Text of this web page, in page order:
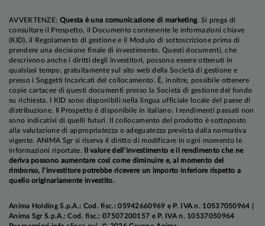
AVVERTENZE: Questa è una comunicazione di marketing. Si prega di
consultare il Prospetto, il Documento contenente le informazioni chiave
(KID), il Regolamento di gestione e il Modulo di sottoscrizione prima di
prendere una decisione finale di investimento. Questi documenti, che
descrivono anche i diritti degli investitori, possono essere ottenuti in
qualsiasi tempo, gratuitamente sul sito web della Società di gestione e
presso i Soggetti Incaricati del collocamento. È, inoltre, possibile ottenere
copie cartacee di questi documenti presso la Società di gestione del fondo
su richiesta. I KID sono disponibili nella lingua ufficiale locale del paese di
distribuzione. Il Prospetto è disponibile in italiano. I rendimenti passati non
sono indicativi di quelli futuri. Il collocamento del prodotto è sottoposto
alla valutazione di appropriatezza o adeguatezza prevista dalla normativa
vigente. ANIMA Sgr si riserva il diritto di modificare in ogni momento le
informazioni riportate.
Il valore dell’investimento e il rendimento che ne
deriva possono aumentare così come diminuire e, al momento del
rimborso, l’investitore potrebbe ricevere un importo inferiore rispetto a
quello originariamente investito.
Anima Holding S.p.A.: Cod. fisc.: 05942660969 e P. IVA n. 10537050964 |
Anima Sgr S.p.A.: Cod. fisc.: 07507200157 e P. IVA n. 10537050964